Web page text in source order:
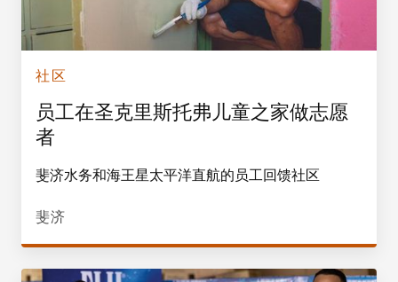
社区
员工在圣克里斯托弗儿童之家做志愿
者
斐济水务和海王星太平洋直航的员工回馈社区
斐济